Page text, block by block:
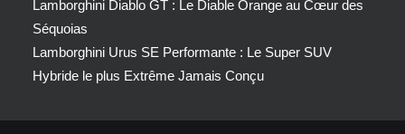
Lamborghini Diablo GT : Le Diable Orange au Cœur des
Séquoias
Lamborghini Urus SE Performante : Le Super SUV
Hybride le plus Extrême Jamais Conçu